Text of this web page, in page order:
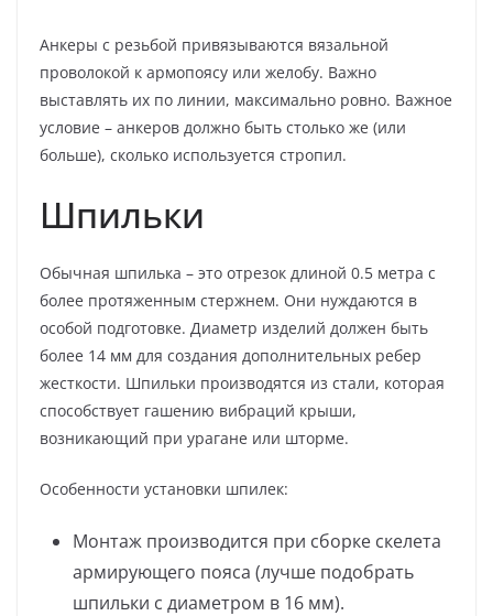
Анкеры с резьбой привязываются вязальной
проволокой к армопоясу или желобу. Важно
выставлять их по линии, максимально ровно. Важное
условие – анкеров должно быть столько же (или
больше), сколько используется стропил.
Шпильки
Обычная шпилька – это отрезок длиной 0.5 метра с
более протяженным стержнем. Они нуждаются в
особой подготовке. Диаметр изделий должен быть
более 14 мм для создания дополнительных ребер
жесткости. Шпильки производятся из стали, которая
способствует гашению вибраций крыши,
возникающий при урагане или шторме.
Особенности установки шпилек:
Монтаж производится при сборке скелета
армирующего пояса (лучше подобрать
шпильки с диаметром в 16 мм).